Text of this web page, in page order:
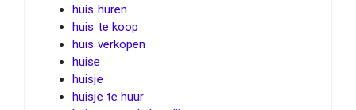
huis huren
huis te koop
huis verkopen
huise
huisje
huisje te huur